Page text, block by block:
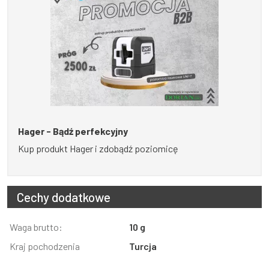
Hager - Bądź perfekcyjny
Kup produkt Hager i zdobądź poziomicę
Cechy dodatkowe
Informacja
Wartość
Waga brutto:
10 g
Kraj pochodzenia
Turcja